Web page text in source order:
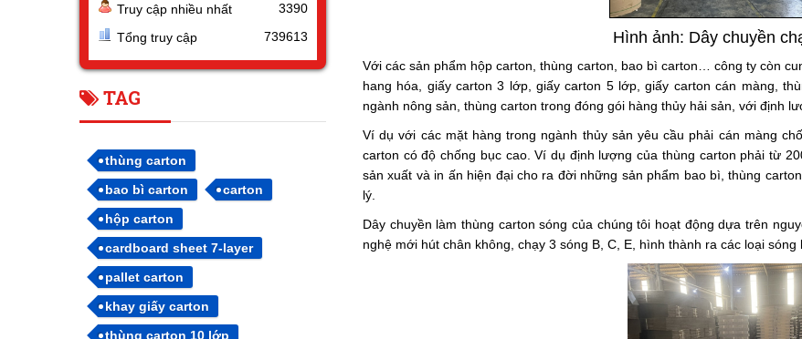
Hình ảnh: Dây chuyền
Với các sản phẩm hộp carton,thùng carton, bao bì carton… công ty còn
hang hóa, giấy carton 3 lớp, giấy carton 5 lớp, giấy carton cán màng,
ngành nông sản, thùng carton trong đóng gói hàng thủy hải sản, với định
Ví dụ với các mặt hàng trong ngành thủy sản yêu cầu phải cán màng
carton có độ chống bục cao. Ví dụ định lượng của thùng carton phải từ
sản xuất và in ấn hiện đại cho ra đời những sản phẩm bao bì,thùng carton
lý.
Dây chuyền làm thùng carton sóng của chúng tôi hoạt động dựa trên
nghệ mới hút chân không, chạy 3 sóng B, C, E, hình thành ra các loại sóng
Truy cập nhiều nhất
3390
Tổng truy cập
739613
TAG
thùng carton
bao bì carton
carton
hộp carton
cardboard sheet 7-layer
pallet carton
khay giấy carton
thùng carton 10 lớp